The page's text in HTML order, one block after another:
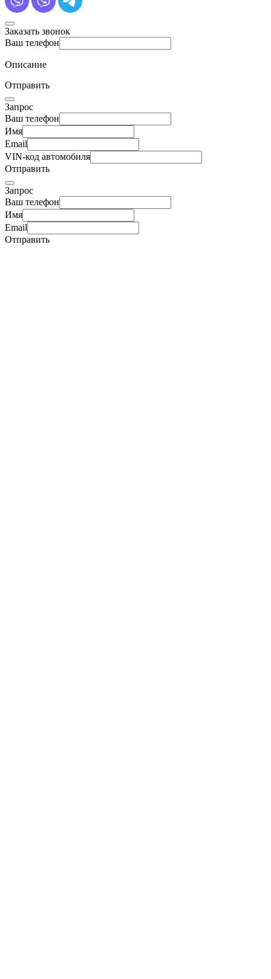
Заказать звонок
Ваш телефон
Описание
Отправить
Запрос
Ваш телефон
Имя
Email
VIN-код автомобиля
Отправить
Запрос
Ваш телефон
Имя
Email
Отправить